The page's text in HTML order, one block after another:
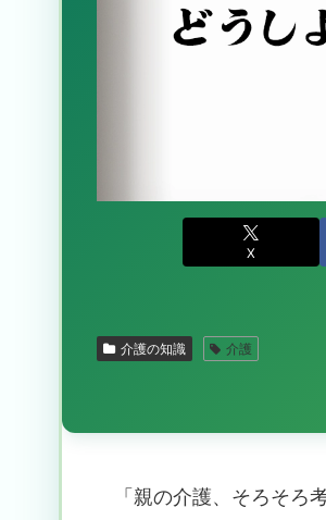
X
介護の知識 介護
「親の介護、そろそろ